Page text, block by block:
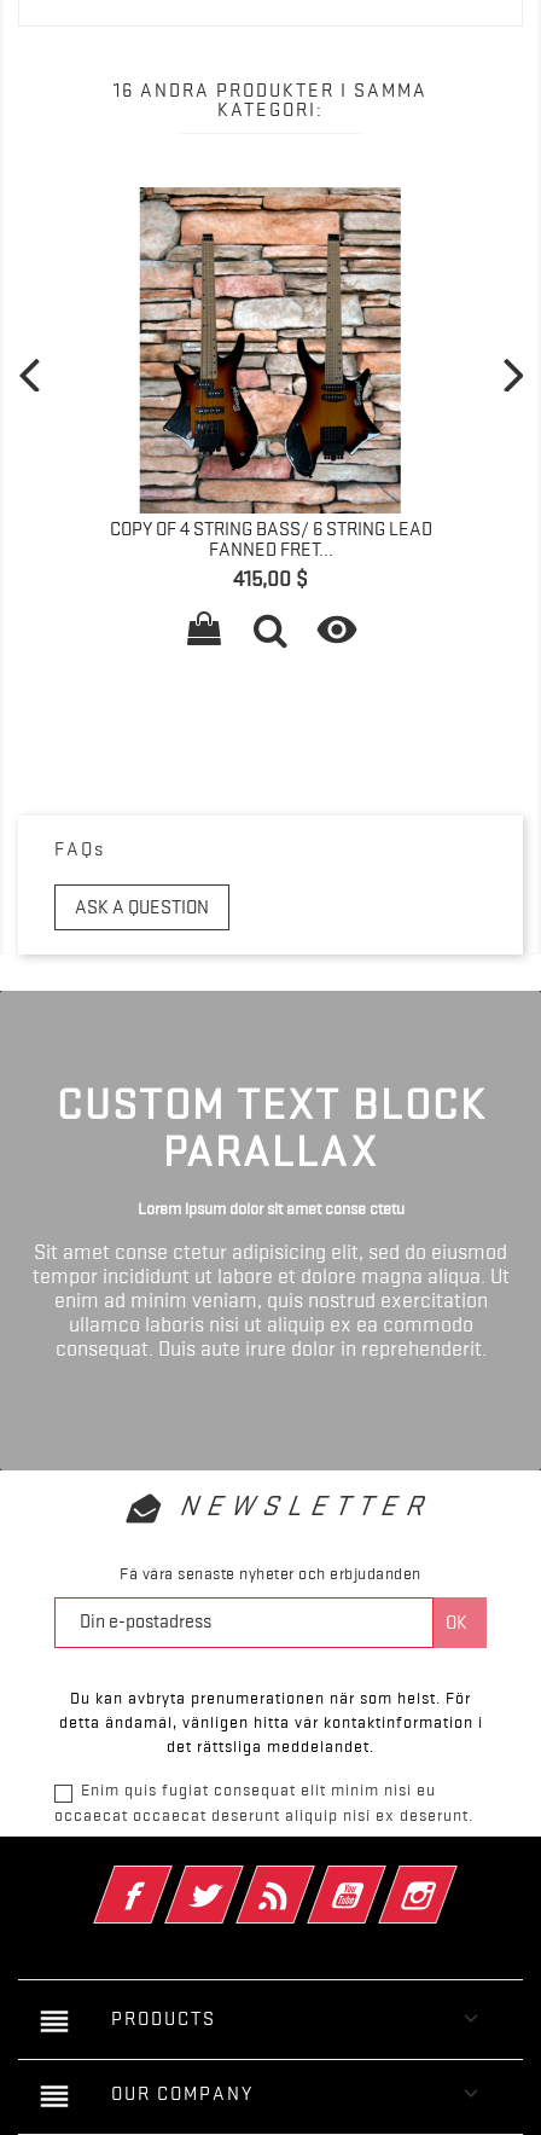
16 ANDRA PRODUKTER I SAMMA
KATEGORI:
COPY OF 4 STRING BASS/ 6 STRING LEAD
FANNED FRET...
Pris
415,00 $

FAQs
ASK A QUESTION
CUSTOM TEXT BLOCK
PARALLAX
Lorem ipsum dolor sit amet conse ctetu
Sit amet conse ctetur adipisicing elit, sed do eiusmod
tempor incididunt ut labore et dolore magna aliqua. Ut
enim ad minim veniam, quis nostrud exercitation
ullamco laboris nisi ut aliquip ex ea commodo
consequat. Duis aute irure dolor in reprehenderit.
NEWSLETTER
Få våra senaste nyheter och erbjudanden
Du kan avbryta prenumerationen när som helst. För
detta ändamål, vänligen hitta vår kontaktinformation i
det rättsliga meddelandet.
Enim quis fugiat consequat elit minim nisi eu
occaecat occaecat deserunt aliquip nisi ex deserunt.
FacebookTwitter RSS YouTube Instagram
reorder PRODUCTS 
reorder OUR COMPANY 